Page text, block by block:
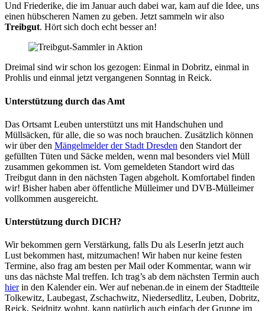
Und Friederike, die im Januar auch dabei war, kam auf die Idee, uns
einen hübscheren Namen zu geben. Jetzt sammeln wir also
Treibgut. Hört sich doch echt besser an!
Dreimal sind wir schon los gezogen: Einmal in Dobritz, einmal in
Prohlis und einmal jetzt vergangenen Sonntag in Reick.
Unterstützung durch das Amt
Das Ortsamt Leuben unterstützt uns mit Handschuhen und
Müllsäcken, für alle, die so was noch brauchen. Zusätzlich können
wir über den Mängelmelder der Stadt Dresden den Standort der
gefüllten Tüten und Säcke melden, wenn mal besonders viel Müll
zusammen gekommen ist. Vom gemeldeten Standort wird das
Treibgut dann in den nächsten Tagen abgeholt. Komfortabel finden
wir! Bisher haben aber öffentliche Mülleimer und DVB-Mülleimer
vollkommen ausgereicht.
Unterstützung durch DICH?
Wir bekommen gern Verstärkung, falls Du als LeserIn jetzt auch
Lust bekommen hast, mitzumachen! Wir haben nur keine festen
Termine, also frag am besten per Mail oder Kommentar, wann wir
uns das nächste Mal treffen. Ich trag’s ab dem nächsten Termin auch
hierin den Kalender ein. Wer auf nebenan.de in einem der Stadtteile
Tolkewitz, Laubegast, Zschachwitz, Niedersedlitz, Leuben, Dobritz,
Reick, Seidnitz wohnt, kann natürlich auch einfach der Gruppe im